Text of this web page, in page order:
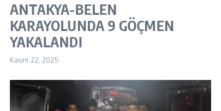
ANTAKYA-BELEN
KARAYOLUNDA 9 GÖÇMEN
YAKALANDI
Kasım 22, 2025